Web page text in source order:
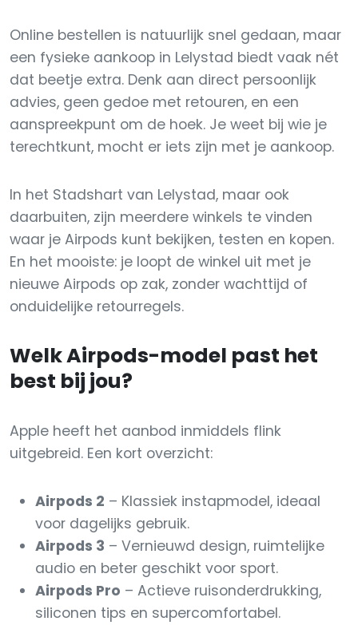
Online bestellen is natuurlijk snel gedaan, maar
een fysieke aankoop in Lelystad biedt vaak nét
dat beetje extra. Denk aan direct persoonlijk
advies, geen gedoe met retouren, en een
aanspreekpunt om de hoek. Je weet bij wie je
terechtkunt, mocht er iets zijn met je aankoop.
In het Stadshart van Lelystad, maar ook
daarbuiten, zijn meerdere winkels te vinden
waar je Airpods kunt bekijken, testen en kopen.
En het mooiste: je loopt de winkel uit met je
nieuwe Airpods op zak, zonder wachttijd of
onduidelijke retourregels.
Welk Airpods-model past het
best bij jou?
Apple heeft het aanbod inmiddels flink
uitgebreid. Een kort overzicht:
Airpods 2 – Klassiek instapmodel, ideaal
voor dagelijks gebruik.
Airpods 3 – Vernieuwd design, ruimtelijke
audio en beter geschikt voor sport.
Airpods Pro – Actieve ruisonderdrukking,
siliconen tips en supercomfortabel.